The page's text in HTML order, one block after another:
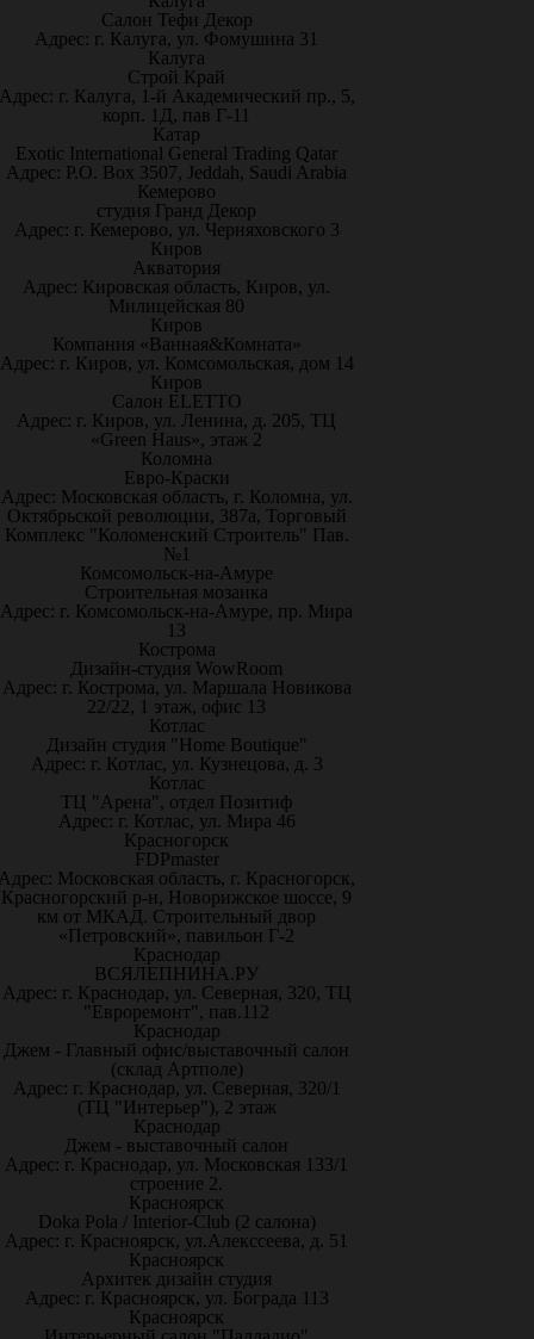
Салон Тефи Декор
Адрес: г. Калуга, ул. Фомушина 31
Калуга
Строй Край
г. Калуга, 1-й Академический пр., 5,
корп. 1Д, пав Г-11
Катар
Exotic International General Trading Qatar
Адрес: P.O. Box 3507, Jeddah, Saudi Arabia
Кемерово
студия Гранд Декор
Адрес: г. Кемерово, ул. Черняховского 3
Киров
Акватория
Адрес: Кировская область, Киров, ул.
Милицейская 80
Киров
Компания «Ванная&Комната»
Адрес: г. Киров, ул. Комсомольская, дом 14
Киров
Салон ELETTO
Адрес: г. Киров, ул. Ленина, д. 205, ТЦ
«Green Haus», этаж 2
Коломна
Евро-Краски
Адрес: Московская область, г. Коломна, ул.
Октябрьской революции, 387а, Торговый
Комплекс "Коломенский Строитель" Пав.
№1
Комсомольск-на-Амуре
Строительная мозаика
Адрес: г. Комсомольск-на-Амуре, пр. Мира
13
Кострома
Дизайн-студия WowRoom
Адрес: г. Кострома, ул. Маршала Новикова
22/22, 1 этаж, офис 13
Котлас
Дизайн студия "Home Boutique"
Адрес: г. Котлас, ул. Кузнецова, д. 3
Котлас
ТЦ "Арена", отдел Позитиф
Адрес: г. Котлас, ул. Мира 46
Красногорск
FDPmaster
Московская область, г. Красногорск,
Красногорский р-н, Новорижское шоссе, 9
км от МКАД. Строительный двор
«Петровский», павильон Г-2
Краснодар
ВСЯЛЕПНИНА.РУ
Адрес: г. Краснодар, ул. Северная, 320, ТЦ
"Евроремонт", пав.112
Краснодар
Джем - Главный офис/выставочный салон
(склад Артполе)
Адрес: г. Краснодар, ул. Северная, 320/1
(ТЦ "Интерьер"), 2 этаж
Краснодар
Джем - выставочный салон
Адрес: г. Краснодар, ул. Московская 133/1
строение 2.
Красноярск
Doka Pola / Interior-Club (2 салона)
Адрес: г. Красноярск, ул.Алекссеева, д. 51
Красноярск
Архитек дизайн студия
Адрес: г. Красноярск, ул. Бограда 113
Красноярск